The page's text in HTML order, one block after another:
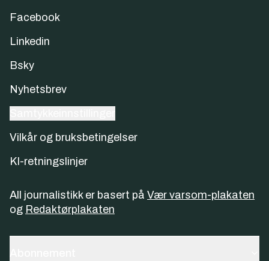
Facebook
Linkedin
Bsky
Nyhetsbrev
Vilkår og bruksbetingelser
KI-retningslinjer
All journalistikk er basert på Vær varsom-plakaten
og Redaktørplakaten